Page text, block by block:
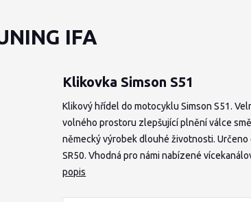
IFA
Klikovka Simson S51
Klikový hřídel do motocyklu Simson S51.
volného prostoru zlepšující plnění válce
německý výrobek dlouhé životnosti. Určeno
SR50. Vhodná pro námi nabízené
popis